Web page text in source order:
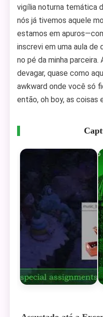
vigília noturna temática
nós já tivemos aquele
estamos em
inscrevi em uma aula de
no pé da minha
devagar, quase como
awkward onde você só
então, oh boy, as coisas